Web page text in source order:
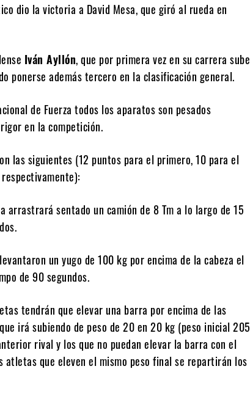
dio la victoria a David Mesa, que giró al rueda en
Iván Ayllón, que por primera vez en su carrera sube
ponerse además tercero en la clasificación general.
de Fuerza todos los aparatos son pesados
en la competición.
las siguientes (12 puntos para el primero, 10 para el
arrastrará sentado un camión de 8 Tm a lo largo de 15
un yugo de 100 kg por encima de la cabeza el
de 90 segundos.
tendrán que elevar una barra por encima de las
irá subiendo de peso de 20 en 20 kg (peso inicial 205
rival y los que no puedan elevar la barra con el
atletas que eleven el mismo peso final se repartirán los